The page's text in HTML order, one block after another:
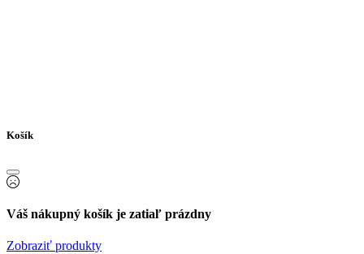
Košík
Váš nákupný košík je zatiaľ prázdny
Zobraziť produkty